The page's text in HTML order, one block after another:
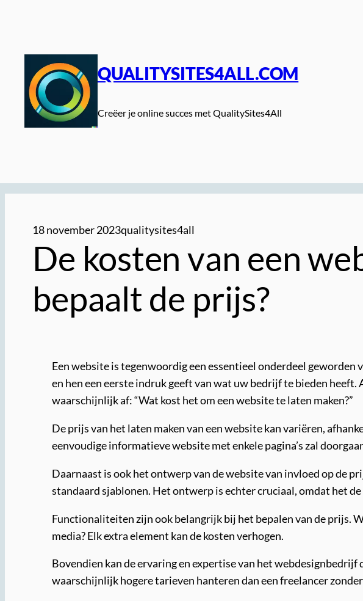
QUALITYSITES4ALL.COM
Creëer je online succes met QualitySites4All
18 november 2023qualitysites4all
De kosten van een
bepaalt de prijs?
Een website is tegenwoordig een essentieel onderdeel
en hen een eerste indruk geeft van wat uw bedrijf te bieden
waarschijnlijk af: “Wat kost het om een website te laten maken?”
De prijs van het laten maken van een website kan variëren,
eenvoudige informatieve website met enkele pagina’s zal
Daarnaast is ook het ontwerp van de website van invloed op de
standaard sjablonen. Het ontwerp is echter cruciaal, omdat het
Functionaliteiten zijn ook belangrijk bij het bepalen van de prijs.
media? Elk extra element kan de kosten verhogen.
Bovendien kan de ervaring en expertise van het
waarschijnlijk hogere tarieven hanteren dan een freelancer